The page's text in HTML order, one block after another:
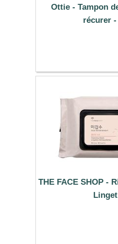
Ottie - Tampon
récurer -
THE FACE SHOP -